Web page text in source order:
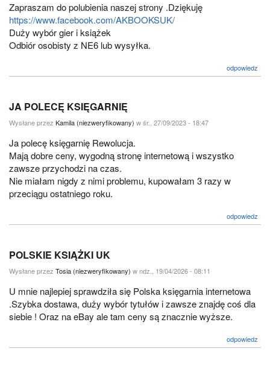
Zapraszam do polubienia naszej strony .Dziękuję
https://www.facebook.com/AKBOOKSUK/
Duży wybór gier i książek
Odbiór osobisty z NE6 lub wysyłka.
odpowiedz
JA POLECĘ KSIĘGARNIĘ
Wysłane przez Kamila (niezweryfikowany) w śr., 27/09/2023 - 18:47
Ja polecę księgarnię Rewolucja.
Mają dobre ceny, wygodną stronę internetową i wszystko
zawsze przychodzi na czas.
Nie miałam nigdy z nimi problemu, kupowałam 3 razy w
przeciągu ostatniego roku.
odpowiedz
POLSKIE KSIĄŻKI UK
Wysłane przez Tosia (niezweryfikowany) w ndz., 19/04/2026 - 08:11
U mnie najlepiej sprawdziła się Polska księgarnia internetowa
.Szybka dostawa, duży wybór tytułów i zawsze znajdę coś dla
siebie ! Oraz na eBay ale tam ceny są znacznie wyższe.
odpowiedz